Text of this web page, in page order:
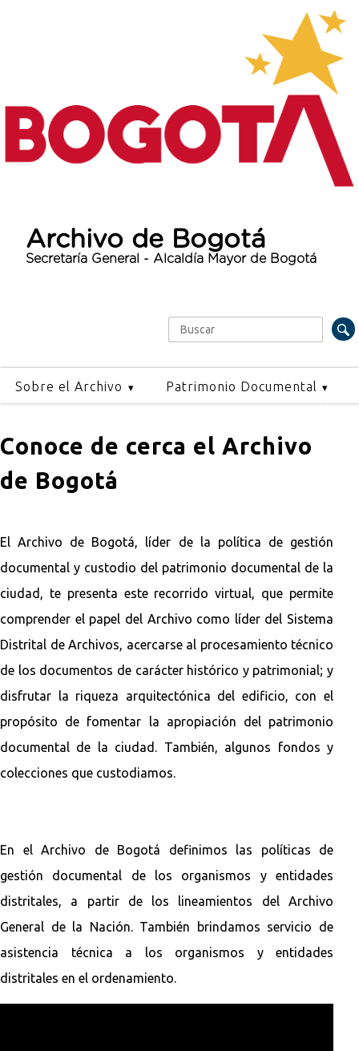
Archivo de Bogotá
Secretaría General - Alcaldía Mayor de Bogotá
Formulario de búsqueda
Buscar
Sobre el Archivo Patrimonio Documental
Conoce de cerca el Archivo
de Bogotá
El Archivo de Bogotá, líder de la política de gestión
documental y custodio del patrimonio documental de la
ciudad, te presenta este recorrido virtual, que permite
comprender el papel del Archivo como líder del Sistema
Distrital de Archivos, acercarse al procesamiento técnico
de los documentos de carácter histórico y patrimonial; y
disfrutar la riqueza arquitectónica del edificio, con el
propósito de fomentar la apropiación del patrimonio
documental de la ciudad. También, algunos fondos y
colecciones que custodiamos.
En el Archivo de Bogotá definimos las políticas de
gestión documental de los organismos y entidades
distritales, a partir de los lineamientos del Archivo
General de la Nación. También brindamos servicio de
asistencia técnica a los organismos y entidades
distritales en el ordenamiento.